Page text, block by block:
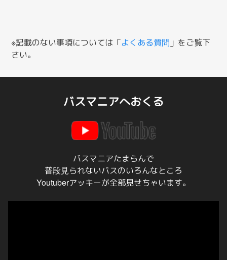
※記載のない事項については「よくある質問 」をご覧下
さい。
バスマニアへおくる
バスマニアたまらんで
普段見られないバスのいろんなところ
Youtuberアッキーが全部見せちゃいます。